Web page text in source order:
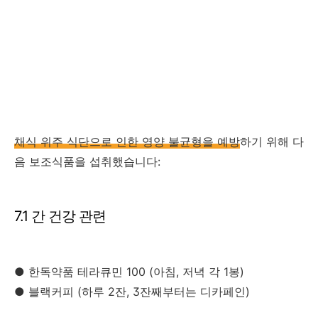
채식 위주 식단으로 인한 영양 불균형을 예방하기 위해 다
음 보조식품을 섭취했습니다:
7.1 간 건강 관련
● 한독약품 테라큐민 100 (아침, 저녁 각 1봉)
● 블랙커피 (하루 2잔, 3잔째부터는 디카페인)